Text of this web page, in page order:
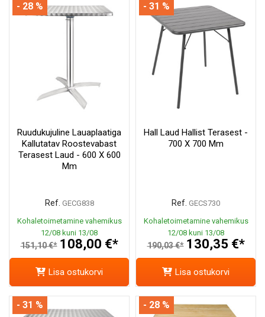
Ruudukujuline Lauaplaatiga
Kallutatav Roostevabast
Terasest Laud - 600 X 600
Mm
Ref. GECG838
Kohaletoimetamine vahemikus
12/08 kuni 13/08
151,10 €* 108,00 €*
- 28 %
Lisa ostukorvi
Hall Laud Hallist Terasest -
700 X 700 Mm
Ref. GECS730
Kohaletoimetamine vahemikus
12/08 kuni 13/08
190,03 €* 130,35 €*
- 31 %
Lisa ostukorvi
- 31 % - 28 %